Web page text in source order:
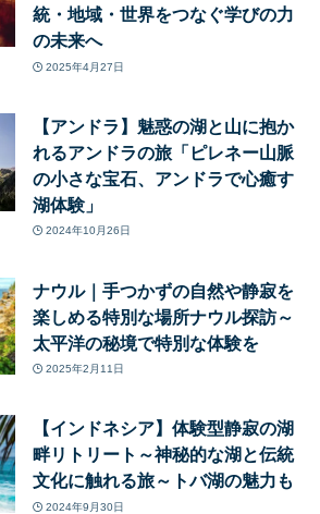
統・地域・世界をつなぐ学びの力
の未来へ
2025年4月27日
【アンドラ】魅惑の湖と山に抱か
れるアンドラの旅「ピレネー山脈
の小さな宝石、アンドラで心癒す
湖体験」
2024年10月26日
ナウル｜手つかずの自然や静寂を
楽しめる特別な場所ナウル探訪～
太平洋の秘境で特別な体験を
2025年2月11日
【インドネシア】体験型静寂の湖
畔リトリート～神秘的な湖と伝統
文化に触れる旅～トバ湖の魅力も
2024年9月30日